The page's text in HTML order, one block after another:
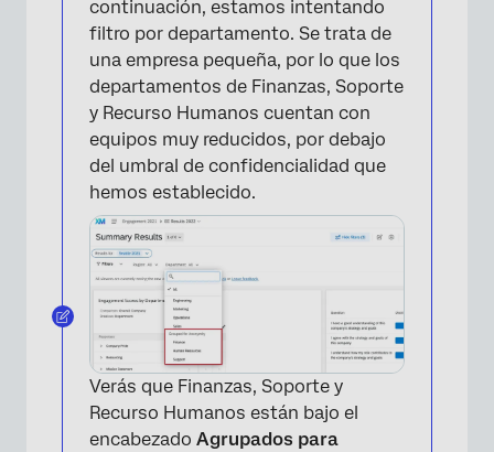
continuación, estamos intentando
filtro por departamento. Se trata de
una empresa pequeña, por lo que los
departamentos de Finanzas, Soporte
y Recurso Humanos cuentan con
equipos muy reducidos, por debajo
del umbral de confidencialidad que
hemos establecido.
Verás que Finanzas, Soporte y
Recurso Humanos están bajo el
encabezado Agrupados para